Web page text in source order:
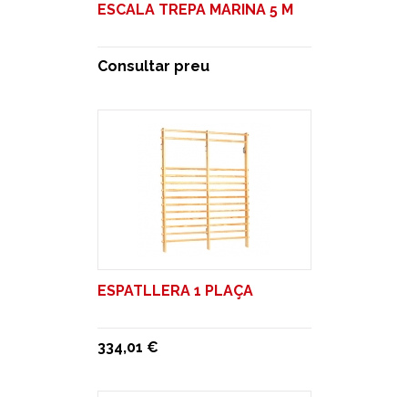
ESCALA TREPA MARINA 5 M
Consultar preu
ESPATLLERA 1 PLAÇA
334,01 €